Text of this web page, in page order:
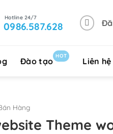
0986.587.628
Đào tạo
HOT
Liên hệ
Hàng
Theme